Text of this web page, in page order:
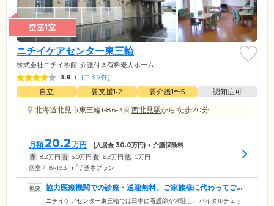
空室1室
ニチイケアセンター東三輪
株式会社ニチイ学館 介護付き有料老人ホーム
3.9 (口コミ7件)
自立 要支援1•2 要介護1〜5
認知症可
北海道北見市東三輪1-86-3
西北見駅から 徒歩20分
月額20.2 万円 (入居金 30.0万円) + 介護保険料
家 8.2万円 管 5.0万円 食 6.9万円 他 0万円
個室 / 18~19.31m2 / 基本プラン
協力医療機関での診療・送迎無料。ご家族様に代わってご入
居者様を支えます
ニチイケアセンター東三輪では日中に看護師が常駐し、バイタルチェッ